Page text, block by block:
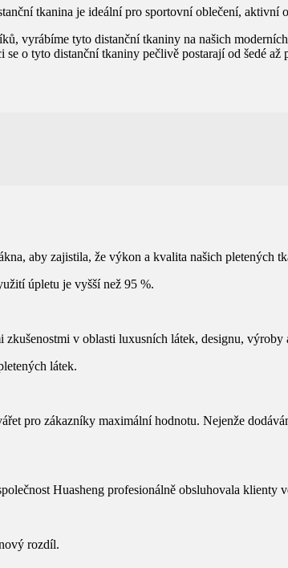
tkanina je ideální pro sportovní oblečení, aktivní
vyrábíme tyto distanční tkaniny na našich
o tyto distanční tkaniny pečlivě postarají od šedé
aby zajistila, že výkon a kvalita našich pletených
úpletu je vyšší než 95 %.
v oblasti luxusních látek, designu, výroby
látek.
pro zákazníky maximální hodnotu. Nejenže
Huasheng profesionálně obsluhovala klienty
rozdíl.